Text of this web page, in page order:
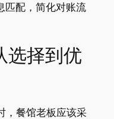
匹配，简化对账流
选择到优
，餐馆老板应该采